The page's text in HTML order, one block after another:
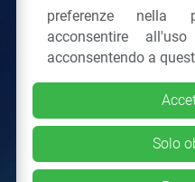
Tutti i diritti riservati
preferenze nella
acconsentire
acconsentendo a
Solo